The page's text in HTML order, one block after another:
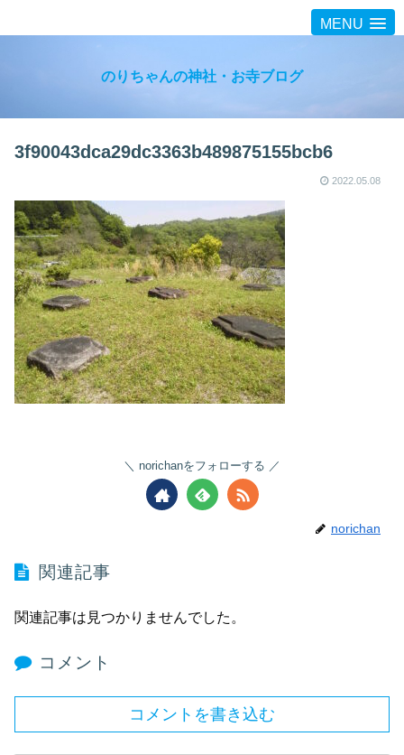
MENU
のりちゃんの神社・お寺ブログ
3f90043dca29dc3363b489875155bcb6
2022.05.08
norichanをフォローする
norichan
関連記事
関連記事は見つかりませんでした。
コメント
コメントを書き込む